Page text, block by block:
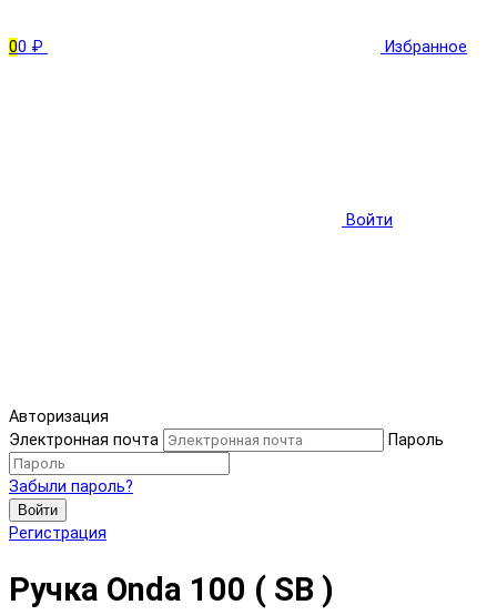
00 ₽ Избранное
Войти
Авторизация
Электронная почта
Пароль
Забыли пароль?
Войти
Регистрация
Ручка Onda 100 ( SB )